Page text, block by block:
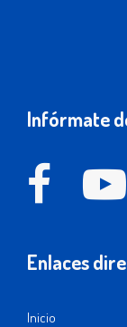
Infórmate
Enlaces
Inicio